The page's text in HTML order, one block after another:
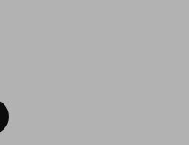
Back To Top